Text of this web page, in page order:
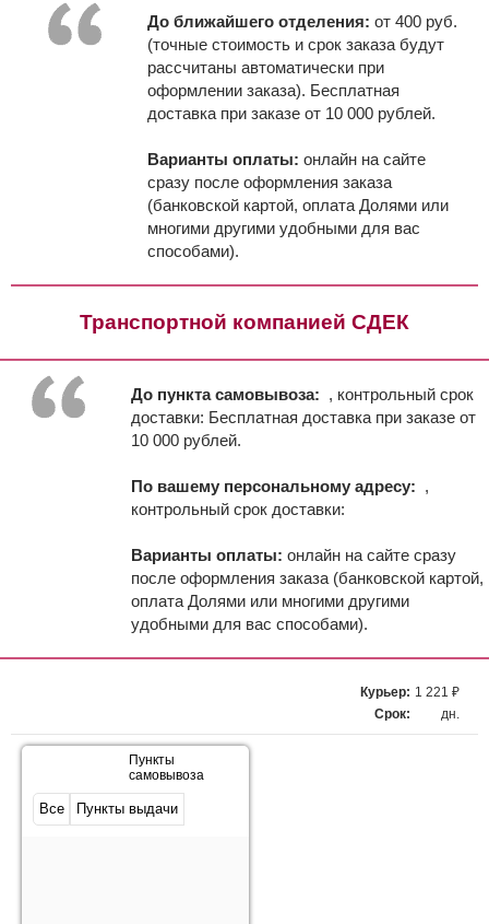
До ближайшего отделения: от 400 руб.
(точные стоимость и срок заказа будут
рассчитаны автоматически при
оформлении заказа). Бесплатная
доставка при заказе от 10 000 рублей.
Варианты оплаты: онлайн на сайте
сразу после оформления заказа
(банковской картой, оплата Долями или
многими другими удобными для вас
способами).
Транспортной компанией СДЕК
До пункта самовывоза: , контрольный срок
доставки: Бесплатная доставка при заказе от
10 000 рублей.
По вашему персональному адресу: ,
контрольный срок доставки:
Варианты оплаты: онлайн на сайте сразу
после оформления заказа (банковской картой,
оплата Долями или многими другими
удобными для вас способами).
Курьер:
Срок:
1 221 ₽
дн.
Пункты
самовывоза
Все Пункты выдачи